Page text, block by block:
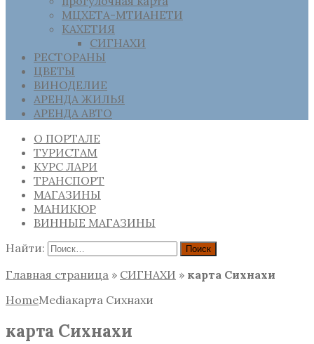
МЦХЕТА-МТИАНЕТИ
КАХЕТИЯ
СИГНАХИ
РЕСТОРАНЫ
ЦВЕТЫ
ВИНОДЕЛИЕ
АРЕНДА ЖИЛЬЯ
АРЕНДА АВТО
О ПОРТАЛЕ
ТУРИСТАМ
КУРС ЛАРИ
ТРАНСПОРТ
МАГАЗИНЫ
МАНИКЮР
ВИННЫЕ МАГАЗИНЫ
Найти:
Главная страница » СИГНАХИ » карта Сихнахи
HomeMediaкарта Сихнахи
карта Сихнахи